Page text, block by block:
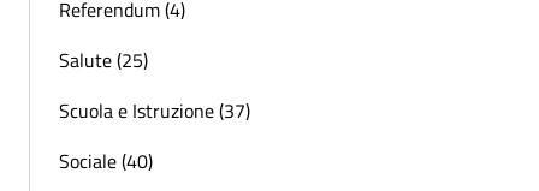
Referendum (4)
Salute (25)
Scuola e Istruzione (37)
Sociale (40)